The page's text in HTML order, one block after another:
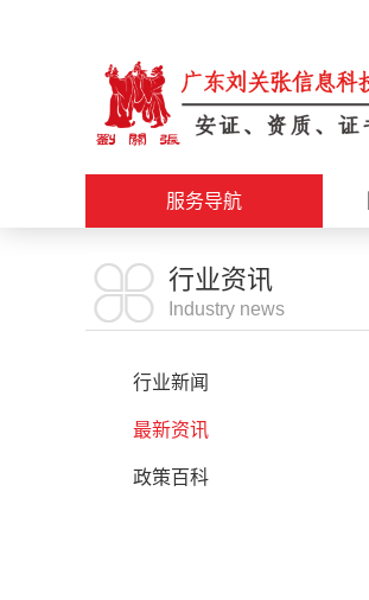
服务导航
施工资质
安证办理
科创政策
行业资讯
Industry news
行业新闻
最新资讯
政策百科